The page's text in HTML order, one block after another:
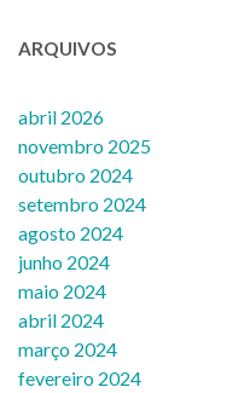
ARQUIVOS
abril 2026
novembro 2025
outubro 2024
setembro 2024
agosto 2024
junho 2024
maio 2024
abril 2024
março 2024
fevereiro 2024